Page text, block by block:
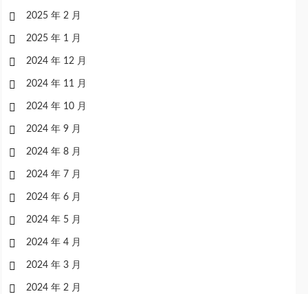
2025 年 2 月
2025 年 1 月
2024 年 12 月
2024 年 11 月
2024 年 10 月
2024 年 9 月
2024 年 8 月
2024 年 7 月
2024 年 6 月
2024 年 5 月
2024 年 4 月
2024 年 3 月
2024 年 2 月